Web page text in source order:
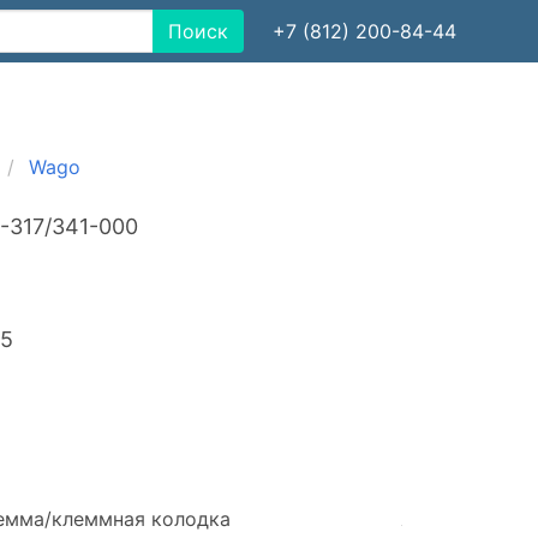
Поиск +7 (812) 200-84-44
Wago
317/341-000
клеммная колодка